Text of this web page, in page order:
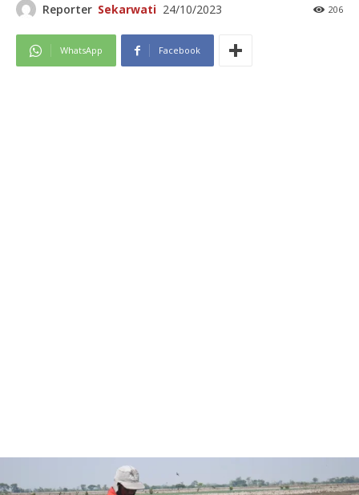
Reporter Sekarwati 24/10/2023 206
WhatsApp Facebook